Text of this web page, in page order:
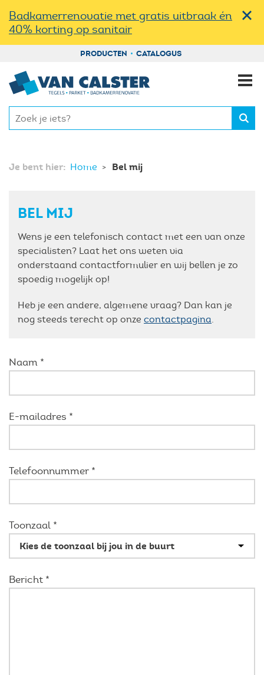
Badkamerrenovatie met gratis uitbraak én
40% korting op sanitair
PRODUCTEN CATALOGUS
Levelling systeem
Ondervloer
Primer
Tegeldragers
Douchegoten
en onderhoud
Onderhoudsproducten
Profielen
Voegsel
Deals
Outlet
Terrastegel
Keramisch Parket
Mozaïek
Laminaat & Parket
Natuursteen
Plinten
Magazijnverkopen
Loten
NAAR JOUW DROOMBADKAMER
in badkamerrenovaties
Renovatie
van de werken
Prijs Garantie
Je bent hier: Home Bel mij
BEL MIJ
Wens je een telefonisch contact met een van onze
specialisten? Laat het ons weten via
onderstaand contactformulier en wij bellen je zo
spoedig mogelijk op!
Heb je een andere, algemene vraag? Dan kan je
nog steeds terecht op onze contactpagina.
Naam *
E-mailadres *
Telefoonnummer *
Toonzaal *
Bericht *